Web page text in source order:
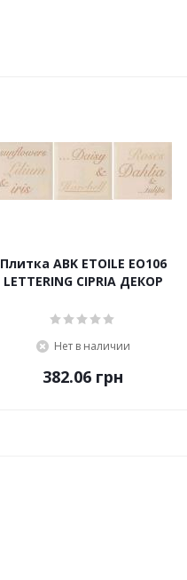
Плитка ABK ETOILE EO106
LETTERING CIPRIA ДЕКОР
Нет в наличии
382.06 грн